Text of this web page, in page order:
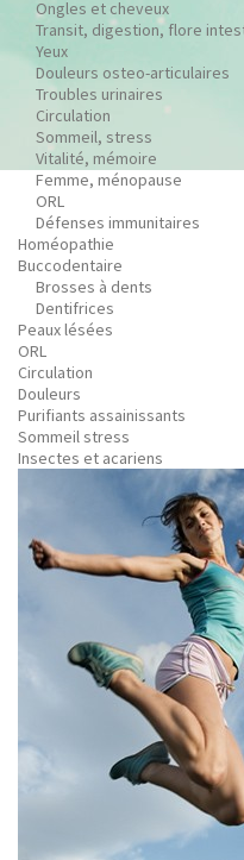
Ongles et cheveux
Transit, digestion, flore
Yeux
Douleurs osteo-articulaires
Troubles urinaires
Circulation
Sommeil, stress
Vitalité, mémoire
Femme, ménopause
ORL
Défenses immunitaires
Homéopathie
Buccodentaire
Brosses à dents
Dentifrices
Peaux lésées
ORL
Circulation
Douleurs
Purifiants assainissants
Sommeil stress
Insectes et acariens